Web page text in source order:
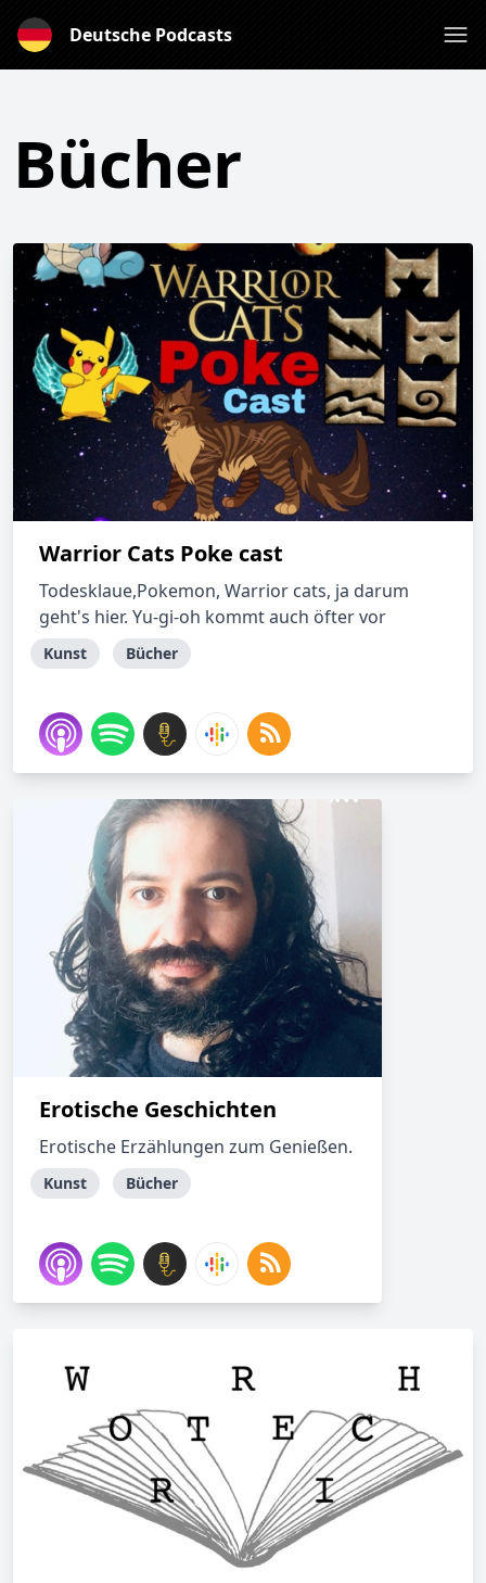
Deutsche Podcasts
Bücher
Warrior Cats Poke cast
Todesklaue,Pokemon, Warrior cats, ja darum
geht's hier. Yu-gi-oh kommt auch öfter vor
Kunst Bücher
Erotische Geschichten
Erotische Erzählungen zum Genießen.
Kunst Bücher